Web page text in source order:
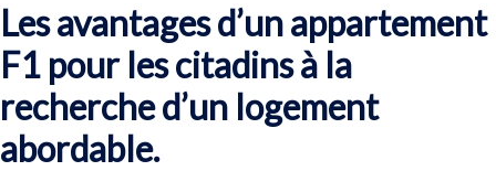
Les avantages d’un appartement
F1 pour les citadins à la
recherche d’un logement
abordable.